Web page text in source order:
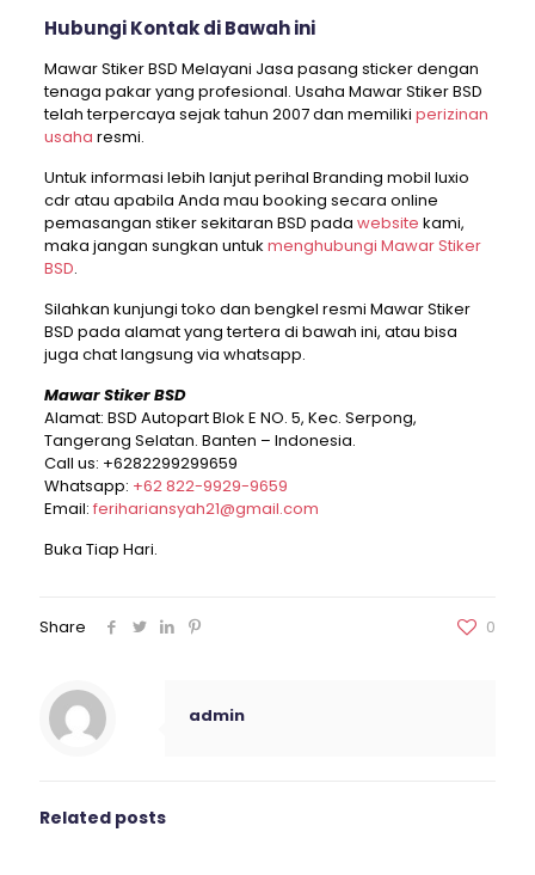
Hubungi Kontak di Bawah ini
Mawar Stiker BSD Melayani Jasa pasang sticker dengan
tenaga pakar yang profesional. Usaha Mawar Stiker BSD
telah terpercaya sejak tahun 2007 dan memiliki perizinan
usaha resmi.
Untuk informasi lebih lanjut perihal Branding mobil luxio
cdr atau apabila Anda mau booking secara online
pemasangan stiker sekitaran BSD pada website kami,
maka jangan sungkan untuk menghubungi Mawar Stiker
BSD.
Silahkan kunjungi toko dan bengkel resmi Mawar Stiker
BSD pada alamat yang tertera di bawah ini, atau bisa
juga chat langsung via whatsapp.
Mawar Stiker BSD
Alamat: BSD Autopart Blok E NO. 5, Kec. Serpong,
Tangerang Selatan. Banten – Indonesia.
Call us: +6282299299659
Whatsapp: +62 822-9929-9659
Email: ferihariansyah21@gmail.com
Buka Tiap Hari.
Share 0
admin
Related posts